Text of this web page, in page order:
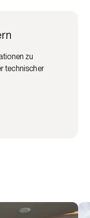
zu
technischer